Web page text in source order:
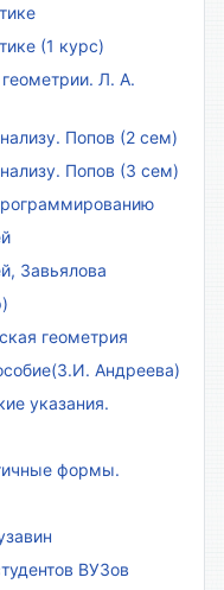
(1 курс)
Л. А.
Попов (2 сем)
Попов (3 сем)
Завьялова
геометрия
Андреева)
указания.
формы.
ВУЗов